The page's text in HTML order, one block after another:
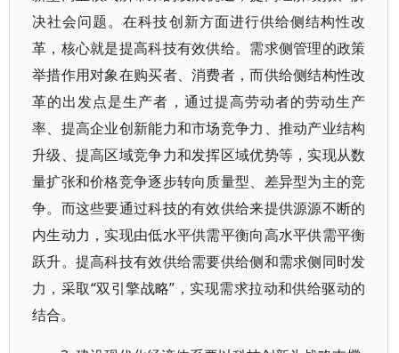
决社会问题。在科技创新方面进行供给侧结构性改
革，核心就是提高科技有效供给。需求侧管理的政策
举措作用对象在购买者、消费者，而供给侧结构性改
革的出发点是生产者，通过提高劳动者的劳动生产
率、提高企业创新能力和市场竞争力、推动产业结构
升级、提高区域竞争力和发挥区域优势等，实现从数
量扩张和价格竞争逐步转向质量型、差异型为主的竞
争。而这些要通过科技的有效供给来提供源源不断的
内生动力，实现由低水平供需平衡向高水平供需平衡
跃升。提高科技有效供给需要供给侧和需求侧同时发
力，采取“双引擎战略”，实现需求拉动和供给驱动的
结合。